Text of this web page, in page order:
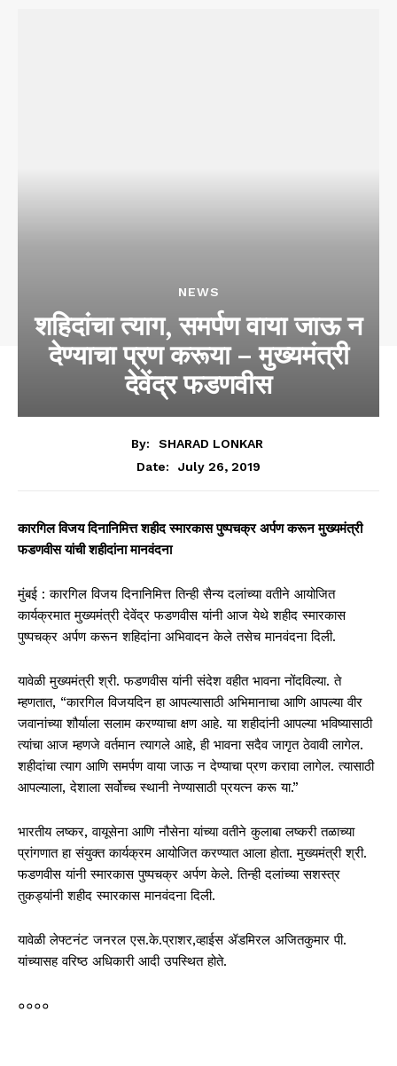
NEWS
शहिदांचा त्याग, समर्पण वाया जाऊ न
देण्याचा प्रण करूया – मुख्यमंत्री
देवेंद्र फडणवीस
By:
SHARAD LONKAR
Date:
July 26, 2019
कारगिल विजय दिनानिमित्त शहीद स्मारकास पुष्पचक्र अर्पण करून मुख्यमंत्री
फडणवीस यांची शहीदांना मानवंदना
मुंबई : कारगिल विजय दिनानिमित्त तिन्ही सैन्य दलांच्या वतीने आयोजित
कार्यक्रमात मुख्यमंत्री देवेंद्र फडणवीस यांनी आज येथे शहीद स्मारकास
पुष्पचक्र अर्पण करून शहिदांना अभिवादन केले तसेच मानवंदना दिली.
यावेळी मुख्यमंत्री श्री. फडणवीस यांनी संदेश वहीत भावना नोंदविल्या. ते
म्हणतात, “कारगिल विजयदिन हा आपल्यासाठी अभिमानाचा आणि आपल्या वीर
जवानांच्या शौर्याला सलाम करण्याचा क्षण आहे. या शहीदांनी आपल्या भविष्यासाठी
त्यांचा आज म्हणजे वर्तमान त्यागले आहे, ही भावना सदैव जागृत ठेवावी लागेल.
शहीदांचा त्याग आणि समर्पण वाया जाऊ न देण्याचा प्रण करावा लागेल. त्यासाठी
आपल्याला, देशाला सर्वोच्च स्थानी नेण्यासाठी प्रयत्न करू या.”
भारतीय लष्कर, वायूसेना आणि नौसेना यांच्या वतीने कुलाबा लष्करी तळाच्या
प्रांगणात हा संयुक्त कार्यक्रम आयोजित करण्यात आला होता. मुख्यमंत्री श्री.
फडणवीस यांनी स्मारकास पुष्पचक्र अर्पण केले. तिन्ही दलांच्या सशस्त्र
तुकड्यांनी शहीद स्मारकास मानवंदना दिली.
यावेळी लेफ्टनंट जनरल एस.के.प्राशर,व्हाईस ॲडमिरल अजितकुमार पी.
यांच्यासह वरिष्ठ अधिकारी आदी उपस्थित होते.
००००